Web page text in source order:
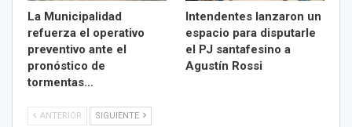
La Municipalidad
refuerza el operativo
preventivo ante el
pronóstico de
tormentas…
Intendentes lanzaron un
espacio para disputarle
el PJ santafesino a
Agustín Rossi
ANTERIOR SIGUIENTE